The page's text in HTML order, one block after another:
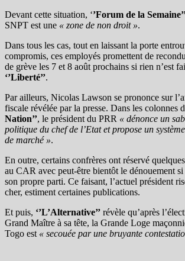
Devant cette situation, ‘’Forum de la
SNPT est une « zone de non droit ».
Dans tous les cas, tout en laissant la porte
compromis, ces employés promettent de
de grève les 7 et 8 août prochains si rien n’est
‘’Liberté’’.
Par ailleurs, Nicolas Lawson se prononce sur
fiscale révélée par la presse. Dans les colonnes
Nation’’, le président du PRR « dénonce un
politique du chef de l’Etat et propose un
de marché ».
En outre, certains confrères ont réservé
au CAR avec peut-être bientôt le dénouement
son propre parti. Ce faisant, l’actuel président
cher, estiment certaines publications.
Et puis, ‘’L’Alternative’’ révèle qu’après
Grand Maître à sa tête, la Grande Loge
Togo est « secouée par une bruyante